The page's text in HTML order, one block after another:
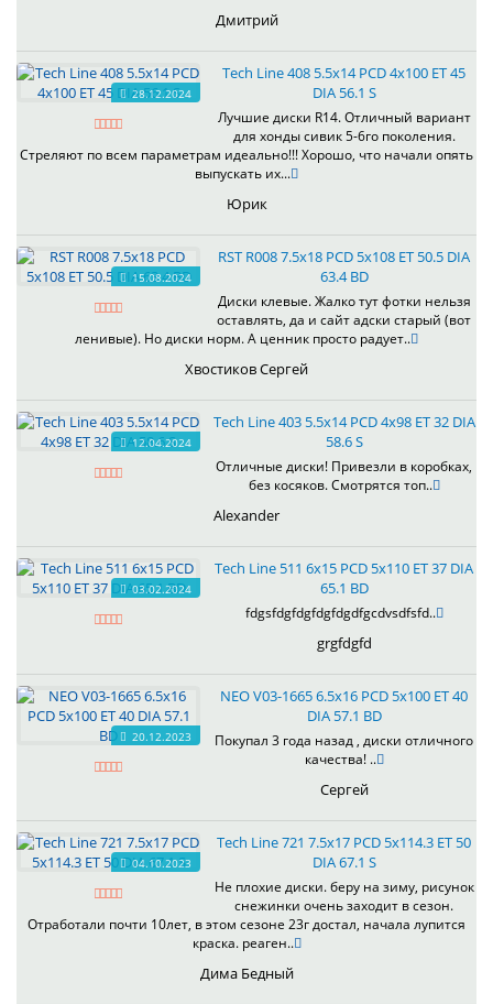
Дмитрий
28.12.2024
Tech Line 408 5.5x14 PCD 4x100 ET 45
DIA 56.1 S
Лучшие диски R14. Отличный вариант
для хонды сивик 5-6го поколения.
Стреляют по всем параметрам идеально!!! Хорошо, что начали опять
выпускать их...
Юрик
15.08.2024
RST R008 7.5x18 PCD 5x108 ET 50.5 DIA
63.4 BD
Диски клевые. Жалко тут фотки нельзя
оставлять, да и сайт адски старый (вот
ленивые). Но диски норм. А ценник просто радует..
Хвостиков Сергей
12.04.2024
Tech Line 403 5.5x14 PCD 4x98 ET 32 DIA
58.6 S
Отличные диски! Привезли в коробках,
без косяков. Смотрятся топ..
Alexander
03.02.2024
Tech Line 511 6x15 PCD 5x110 ET 37 DIA
65.1 BD
fdgsfdgfdgfdgfdgdfgcdvsdfsfd..
grgfdgfd
20.12.2023
NEO V03-1665 6.5x16 PCD 5x100 ET 40
DIA 57.1 BD
Покупал 3 года назад , диски отличного
качества! ..
Сергей
04.10.2023
Tech Line 721 7.5x17 PCD 5x114.3 ET 50
DIA 67.1 S
Не плохие диски. беру на зиму, рисунок
снежинки очень заходит в сезон.
Отработали почти 10лет, в этом сезоне 23г достал, начала лупится
краска. реаген..
Дима Бедный